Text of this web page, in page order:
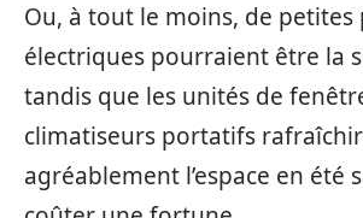
Ou, à tout le moins, de petites
électriques pourraient être la
tandis que les unités de
climatiseurs portatifs
agréablement l’espace en été